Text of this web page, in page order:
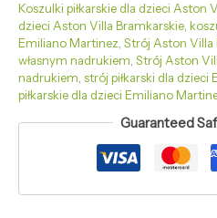
Koszulki piłkarskie dla dzieci Aston
dzieci Aston Villa Bramkarskie
Emiliano Martinez Strój Aston Villa
własnym nadrukiem Strój Aston
nadrukiem strój piłkarski dla dzieci
piłkarskie dla dzieci Emiliano
Guaranteed